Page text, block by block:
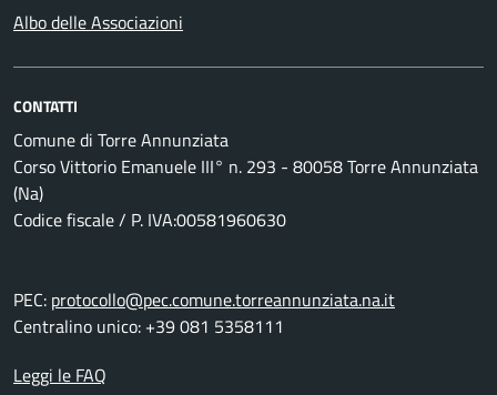
Albo delle Associazioni
CONTATTI
Comune di Torre Annunziata
Corso Vittorio Emanuele III° n. 293 - 80058 Torre Annunziata
(Na)
Codice fiscale / P. IVA:00581960630
PEC: protocollo@pec.comune.torreannunziata.na.it
Centralino unico: +39 081 5358111
Leggi le FAQ